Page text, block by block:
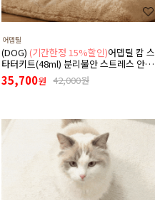
어뎁틸
(DOG) (기간한정 15%할인)어뎁틸 캄 스
타터키트(48ml) 분리불안 스트레스 안정
디퓨저 (리필+본품(훈증기)구성)
35,700원 42,000원